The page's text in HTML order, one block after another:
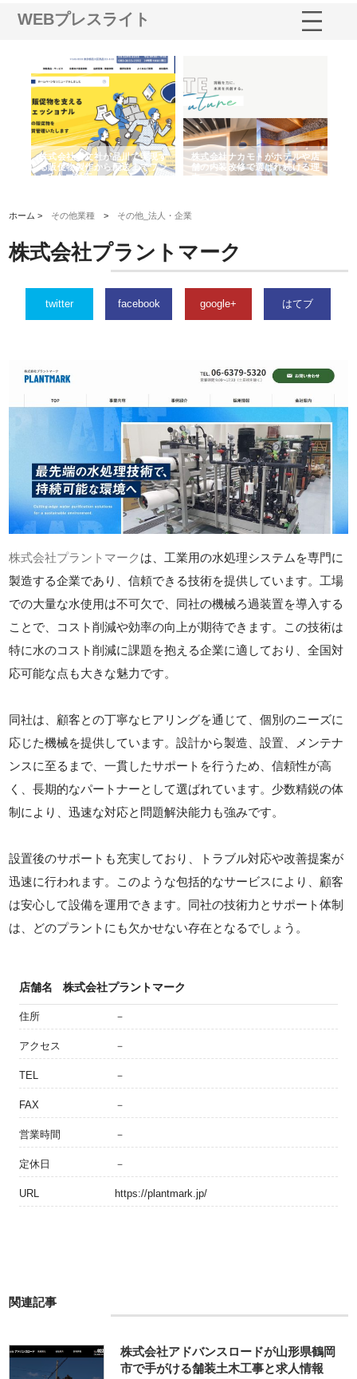
WEBプレスライト
株式会社耕文社が品川で実現す
る販促物製作から配送までワン
ストップ対応
株式会社ナカモトがホテルや店
舗の内装改修で選ばれ続ける理
由
ホーム > その他業種 > その他_法人・企業
株式会社プラントマーク
twitter facebook google+ はてブ
株式会社プラントマーク は、工業用の水処理システムを専門に
製造する企業であり、信頼できる技術を提供しています。工場
での大量な水使用は不可欠で、同社の機械ろ過装置を導入する
ことで、コスト削減や効率の向上が期待できます。この技術は
特に水のコスト削減に課題を抱える企業に適しており、全国対
応可能な点も大きな魅力です。
同社は、顧客との丁寧なヒアリングを通じて、個別のニーズに
応じた機械を提供しています。設計から製造、設置、メンテナ
ンスに至るまで、一貫したサポートを行うため、信頼性が高
く、長期的なパートナーとして選ばれています。少数精鋭の体
制により、迅速な対応と問題解決能力も強みです。
設置後のサポートも充実しており、トラブル対応や改善提案が
迅速に行われます。このような包括的なサービスにより、顧客
は安心して設備を運用できます。同社の技術力とサポート体制
は、どのプラントにも欠かせない存在となるでしょう。
店舗名 株式会社プラントマーク
住所 －
アクセス －
TEL －
FAX －
営業時間 －
定休日 －
URL https://plantmark.jp/
関連記事
株式会社アドバンスロードが山形県鶴岡
市で手がける舗装土木工事と求人情報